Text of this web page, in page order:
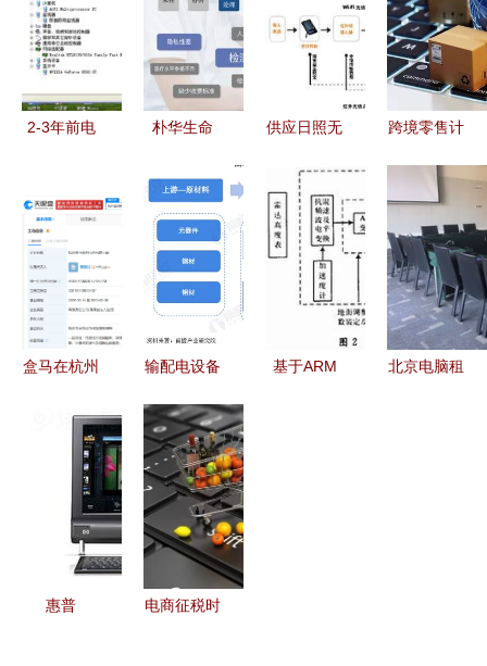
2-3年前电
级与换新
朴华生命
为基石，构
建男性生殖
健康智慧诊
疗新生态
供应日照无
计算机软硬
件及辅助设
备的零售新
选择
跨境零售计
及辅助设备
商品标签标
识规范解析
盒马在杭州
技术公司，
注册资本
1000万聚
焦软硬件零
输配电设备
全景梳理及
区域热力地
图 兼论计
算机软硬件
及辅助设备
零售的潜在
基于ARM
北京电脑租
惠普
电商征税时